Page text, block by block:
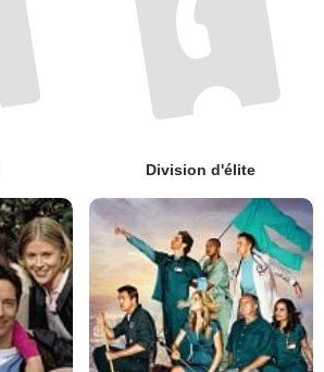
Division d'élite